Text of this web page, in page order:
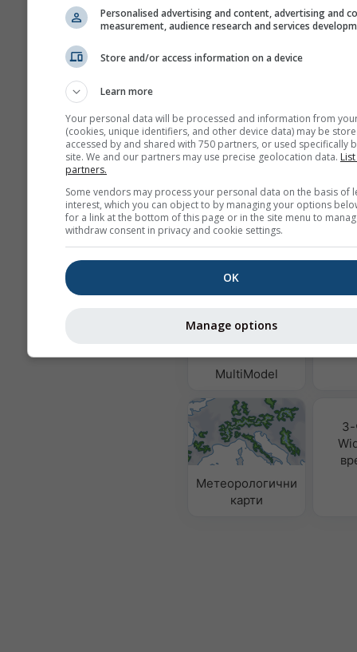
Ние не споделяме вашия имейл
трети страни, както е описано в
политика за поверителност.
услугите на meteoblue, вие
адрес ще може да се използва
услуги на meteoblue.
MultiModel
Метеорологични
карти
3-
Personalised advertising and content, advertising and
measurement, audience research and services
Store and/or access information on a device
Learn more
Your personal data will be processed and information from
(cookies, unique identifiers, and other device data) may be
accessed by and shared with 750 partners, or used specifically
site. We and our partners may use precise geolocation data.
partners.
Some vendors may process your personal data on the basis of
interest, which you can object to by managing your options
for a link at the bottom of this page or in the site menu to
withdraw consent in privacy and cookie settings.
OK
Manage options